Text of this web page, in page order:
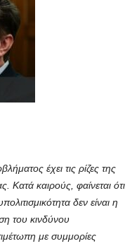
έχει τις ρίζες της
Κατά καιρούς, φαίνεται ότι
δεν είναι η
του κινδύνου
με συμμορίες